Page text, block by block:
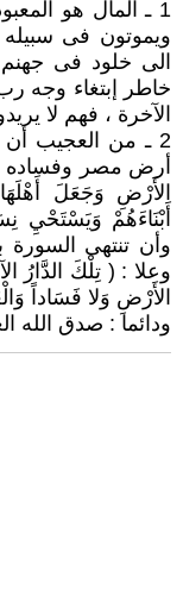
1 ـ المال هو
ويموتون فى
الى خلود فى
خاطر إبتغاء وجه
الآخرة ، فهم لا
2 ـ من العجيب
أرض مصر وفساده
الأَرْضِ وَجَعَلَ
وأن تنتهى السورة
وعلا : ( تِلْكَ الدَّارُ
الأَرْضِ وَلا فَسَاداً
ودائما : صدق الله